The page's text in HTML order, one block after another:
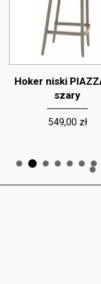
Hoker niski
szary
549,00 zł